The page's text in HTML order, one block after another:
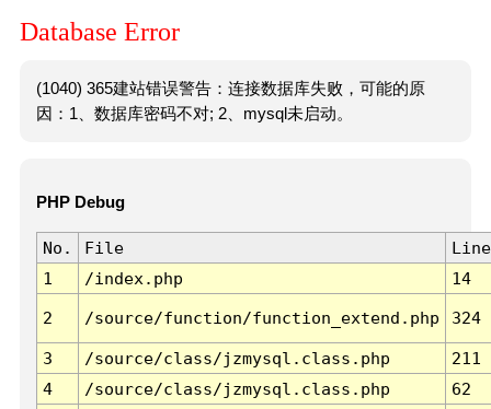
Database Error
(1040) 365建站错误警告：连接数据库失败，可能的原
因：1、数据库密码不对; 2、mysql未启动。
PHP Debug
No. File
Line
1
/index.php 14
2 /source/function/function_extend.php 324
3 /source/class/jzmysql.class.php
211
4
/source/class/jzmysql.class.php
62